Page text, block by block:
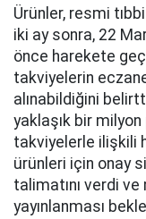
Ürünler, resmi
iki ay sonra, 22
önce harekete
takviyelerin
alınabildiğini
yaklaşık bir
takviyelerle ilişkili
ürünleri için onay
talimatını verdi ve
yayınlanması